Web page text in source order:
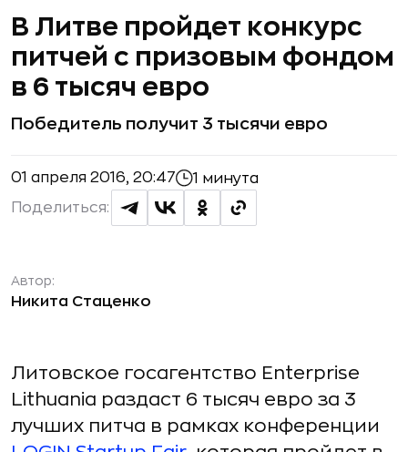
В Литве пройдет конкурс
питчей с призовым фондом
в 6 тысяч евро
Победитель получит 3 тысячи евро
01 апреля 2016, 20:47 1 минута
Поделиться:
Автор:
Никита Стаценко
Литовское госагентство Enterprise
Lithuania раздаст 6 тысяч евро за 3
лучших питча в рамках конференции